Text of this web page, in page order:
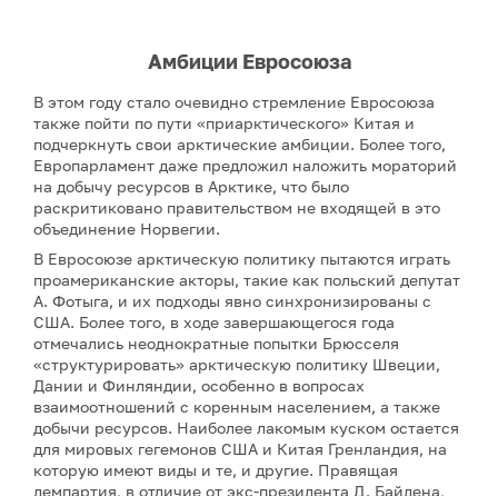
Амбиции Евросоюза
В этом году стало очевидно стремление Евросоюза
также пойти по пути «приарктического» Китая и
подчеркнуть свои арктические амбиции. Более того,
Европарламент даже предложил наложить мораторий
на добычу ресурсов в Арктике, что было
раскритиковано правительством не входящей в это
объединение Норвегии.
В Евросоюзе арктическую политику пытаются играть
проамериканские акторы, такие как польский депутат
А. Фотыга, и их подходы явно синхронизированы с
США. Более того, в ходе завершающегося года
отмечались неоднократные попытки Брюсселя
«структурировать» арктическую политику Швеции,
Дании и Финляндии, особенно в вопросах
взаимоотношений с коренным населением, а также
добычи ресурсов. Наиболее лакомым куском остается
для мировых гегемонов США и Китая Гренландия, на
которую имеют виды и те, и другие. Правящая
демпартия, в отличие от экс-президента Д. Байдена,